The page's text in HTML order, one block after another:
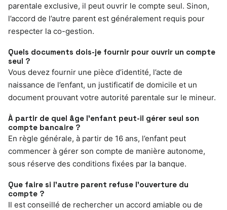
parentale exclusive, il peut ouvrir le compte seul. Sinon,
l’accord de l’autre parent est généralement requis pour
respecter la co-gestion.
Quels documents dois-je fournir pour ouvrir un compte
seul ?
Vous devez fournir une pièce d’identité, l’acte de
naissance de l’enfant, un justificatif de domicile et un
document prouvant votre autorité parentale sur le mineur.
À partir de quel âge l’enfant peut-il gérer seul son
compte bancaire ?
En règle générale, à partir de 16 ans, l’enfant peut
commencer à gérer son compte de manière autonome,
sous réserve des conditions fixées par la banque.
Que faire si l’autre parent refuse l’ouverture du
compte ?
Il est conseillé de rechercher un accord amiable ou de